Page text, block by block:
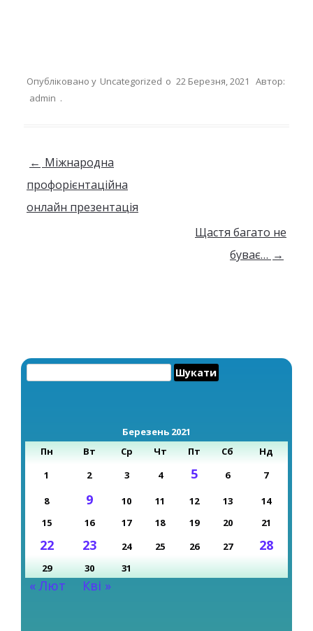
Опубліковано у Uncategorized о 22 Березня, 2021
Автор:
admin .
Навігація по запису
← Міжнародна
профорієнтаційна
онлайн презентація
Щастя багато не
буває… →
Березень 2021
Пн
Вт Ср Чт Пт Сб
Нд
1
2 3 4 5 6 7
8 9 10 11 12 13
14
15
16 17 18 19 20 21
22 23 24 25 26 27 28
29 30 31
« Лют Кві »